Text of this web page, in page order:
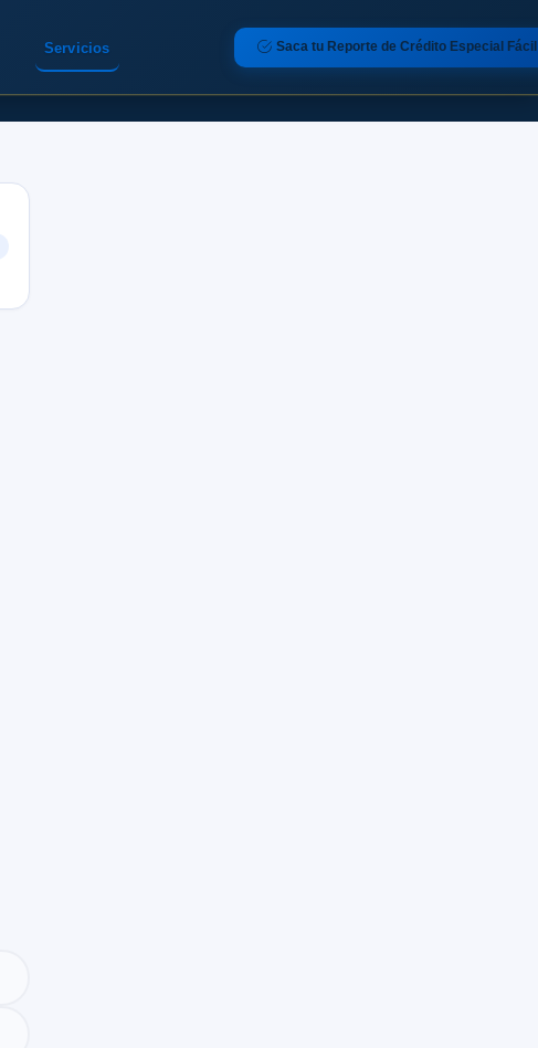
Servicios Saca tu Reporte de Crédito Especial Fácil